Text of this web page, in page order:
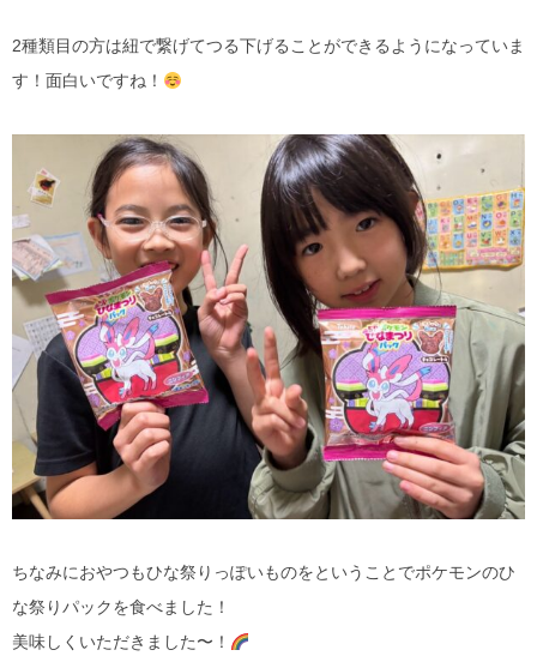
2種類目の方は紐で繋げてつる下げることができるようになっていま
す！面白いですね！
ちなみにおやつもひな祭りっぽいものをということでポケモンのひ
な祭りパックを食べました！
美味しくいただきました〜！